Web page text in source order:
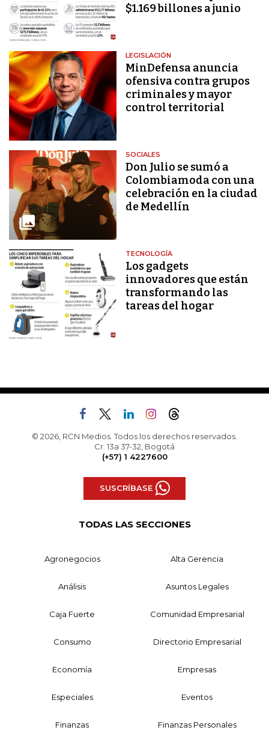
$1.169 billones a junio
LEGISLACIÓN
MinDefensa anuncia
ofensiva contra grupos
criminales y mayor
control territorial
SOCIALES
Don Julio se sumó a
Colombiamoda con una
celebración en la ciudad
de Medellín
TECNOLOGÍA
Los gadgets
innovadores que están
transformando las
tareas del hogar
© 2026, RCN Medios. Todos los derechos reservados.
Cr. 13a 37-32, Bogotá
(+57) 1 4227600
SUSCRÍBASE
TODAS LAS SECCIONES
Agronegocios Alta Gerencia
Análisis Asuntos Legales
Caja Fuerte Comunidad Empresarial
Consumo Directorio Empresarial
Economía Empresas
Especiales Eventos
Finanzas Finanzas Personales